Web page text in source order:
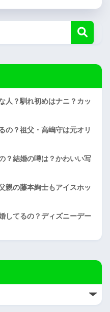
人？馴れ初めはナニ？カッ
の？祖父・高嶋守は元オリ
？結婚の噂は？かわいい写
親の藤本絢士もアイスホッ
してるの？ディズニーデー